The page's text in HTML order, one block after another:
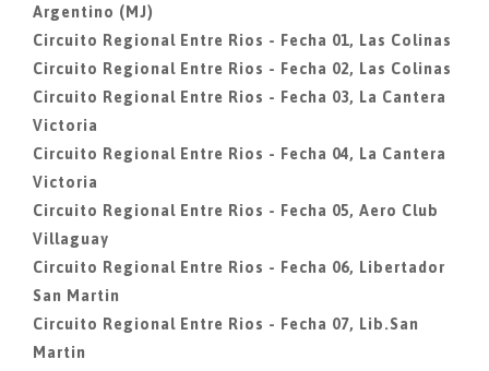
Argentino (MJ)
Circuito Regional Entre Rios - Fecha 01, Las Colinas
Circuito Regional Entre Rios - Fecha 02, Las Colinas
Circuito Regional Entre Rios - Fecha 03, La Cantera
Victoria
Circuito Regional Entre Rios - Fecha 04, La Cantera
Victoria
Circuito Regional Entre Rios - Fecha 05, Aero Club
Villaguay
Circuito Regional Entre Rios - Fecha 06, Libertador
San Martin
Circuito Regional Entre Rios - Fecha 07, Lib.San
Martin